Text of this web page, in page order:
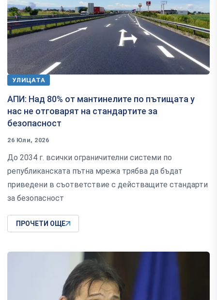
УЛИЦАТА
АПИ: Над 80% от мантинелите по пътищата у
нас не отговарят на стандартите за
безопасност
26 Юли, 2026
До 2034 г. всички ограничителни системи по
републиканската пътна мрежа трябва да бъдат
приведени в съответствие с действащите стандарти
за безопасност
ПРОЧЕТИ ОЩЕ